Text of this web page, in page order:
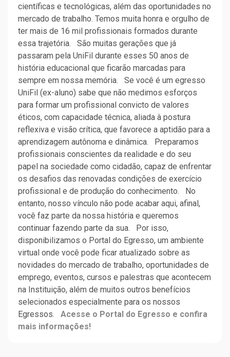
científicas e tecnológicas, além das oportunidades no
mercado de trabalho. Temos muita honra e orgulho de
ter mais de 16 mil profissionais formados durante
essa trajetória. São muitas gerações que já
passaram pela UniFil durante esses 50 anos de
história educacional que ficarão marcadas para
sempre em nossa memória. Se você é um egresso
UniFil (ex-aluno) sabe que não medimos esforços
para formar um profissional convicto de valores
éticos, com capacidade técnica, aliada à postura
reflexiva e visão crítica, que favorece a aptidão para a
aprendizagem autônoma e dinâmica. Preparamos
profissionais conscientes da realidade e do seu
papel na sociedade como cidadão, capaz de enfrentar
os desafios das renovadas condições de exercício
profissional e de produção do conhecimento. No
entanto, nosso vínculo não pode acabar aqui, afinal,
você faz parte da nossa história e queremos
continuar fazendo parte da sua. Por isso,
disponibilizamos o Portal do Egresso, um ambiente
virtual onde você pode ficar atualizado sobre as
novidades do mercado de trabalho, oportunidades de
emprego, eventos, cursos e palestras que acontecem
na Instituição, além de muitos outros benefícios
selecionados especialmente para os nossos
Egressos. Acesse o Portal do Egresso e confira
mais informações!